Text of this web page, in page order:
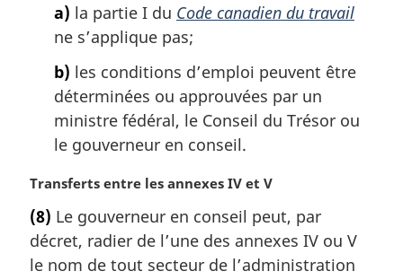
a) la partie I du Code canadien du travail
ne s’applique pas;
b) les conditions d’emploi peuvent être
déterminées ou approuvées par un
ministre fédéral, le Conseil du Trésor ou
le gouverneur en conseil.
N
t
e
m
Transferts entre les annexes IV et V
(8) Le gouverneur en conseil peut, par
décret, radier de l’une des annexes IV ou V
le nom de tout secteur de l’administration